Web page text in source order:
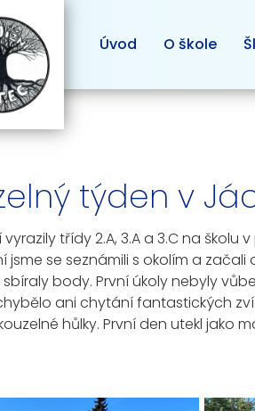
Úvod O škole
týden v
třídy 2.A, 3.A a 3.C na
jsme se seznámili s okolím a
body. První úkoly nebyly
ani chytání fantastických
hůlky. První den utekl jako